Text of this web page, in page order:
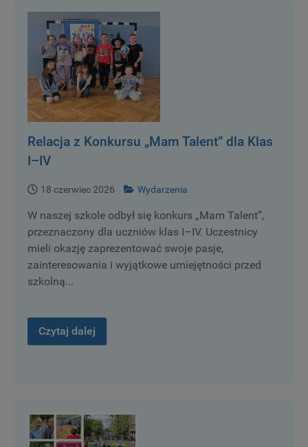
Relacja z Konkursu „Mam Talent” dla Klas
I–IV
18 czerwiec 2026 Wydarzenia
W naszej szkole odbył się konkurs „Mam Talent”,
przeznaczony dla uczniów klas I–IV. Uczestnicy
mieli okazję zaprezentować swoje pasje,
zainteresowania i wyjątkowe umiejętności przed
szkolną...
Czytaj dalej